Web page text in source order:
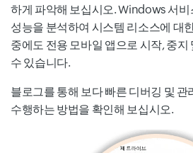
하게 파악해 보십시오. Windows 서
성능을 분석하여 시스템 리소스에 대
중에도 전용 모바일 앱으로 시작, 중지
수 있습니다.
블로그를 통해 보다 빠른 디버깅 및
수행하는 방법을 확인해 보십시오.